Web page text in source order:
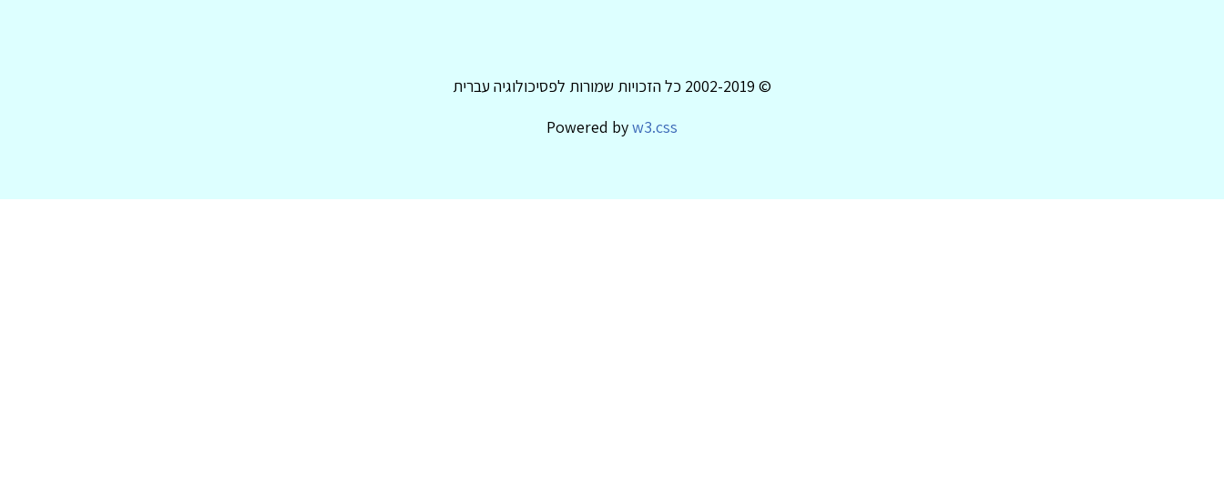
© 2002-2019 כל הזכויות שמורות לפסיכולוגיה עברית
Powered byw3.css